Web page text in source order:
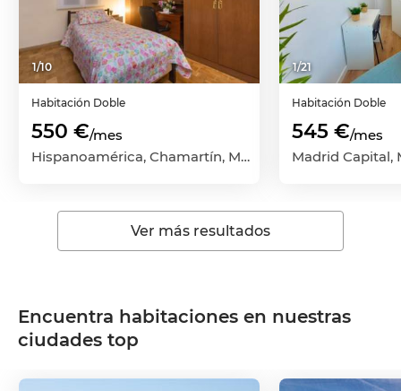
1/10
Habitación Doble
550 €/mes
Hispanoamérica, Chamartín, Madrid Capital, Madrid
1/21
Habitación Doble
545 €/mes
Madrid Capital,
Ver más resultados
Encuentra habitaciones en nuestras
ciudades top